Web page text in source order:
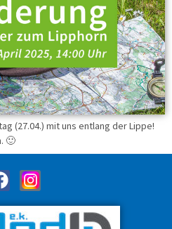
(27.04.) mit uns entlang der Lippe!
🙂